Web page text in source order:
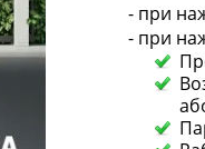
- при
- при